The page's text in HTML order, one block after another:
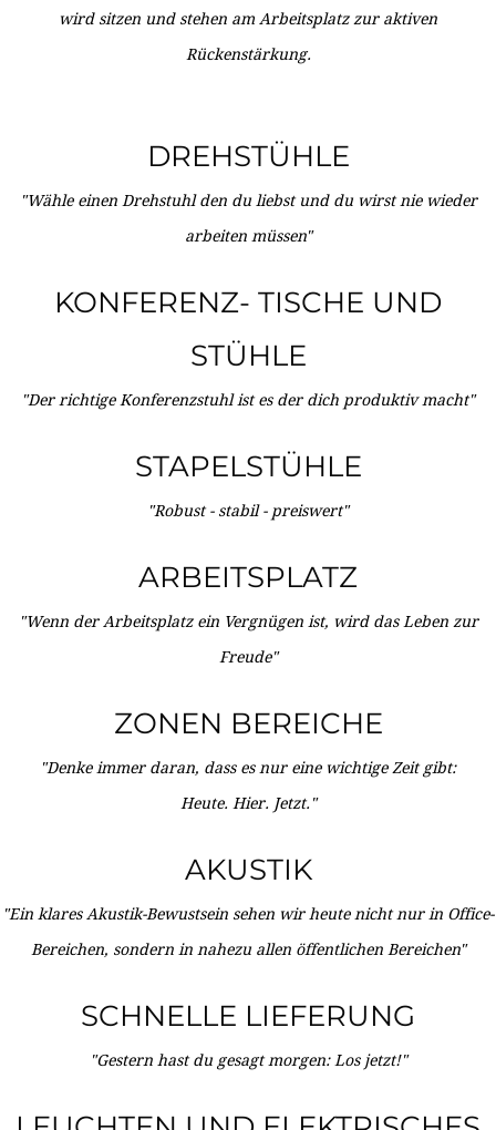
wird sitzen und stehen am Arbeitsplatz zur aktiven
Rückenstärkung.
DREHSTÜHLE
"Wähle einen Drehstuhl den du liebst und du wirst nie wieder
arbeiten müssen"
KONFERENZ- TISCHE UND
STÜHLE
"Der richtige Konferenzstuhl ist es der dich produktiv macht"
STAPELSTÜHLE
"Robust - stabil - preiswert"
ARBEITSPLATZ
"Wenn der Arbeitsplatz ein Vergnügen ist, wird das Leben zur
Freude"
ZONEN BEREICHE
"Denke immer daran, dass es nur eine wichtige Zeit gibt:
Heute. Hier. Jetzt."
AKUSTIK
"Ein klares Akustik-Bewustsein sehen wir heute nicht nur in Office-
Bereichen, sondern in nahezu allen öffentlichen Bereichen"
SCHNELLE LIEFERUNG
"Gestern hast du gesagt morgen: Los jetzt!"